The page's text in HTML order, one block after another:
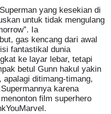
yang kesekian di
untuk tidak mengulang
Ia
gas kencang dari awal
fantastikal dunia
ke layar lebar, tetapi
betul Gunn hakul yakin
apalagi ditimang-timang,
karena
film superhero